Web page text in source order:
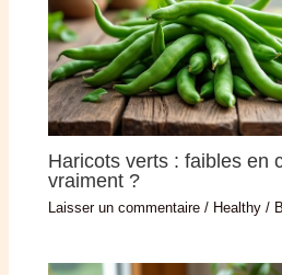
Haricots verts : faibles en
vraiment ?
Laisser un commentaire / Healthy /